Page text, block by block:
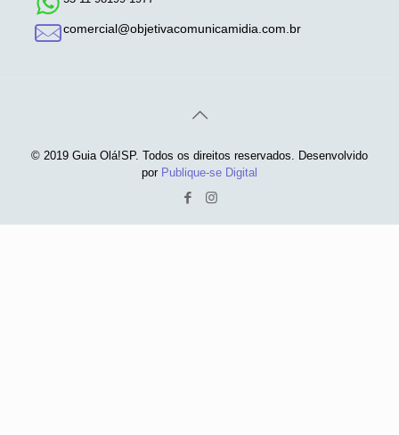
comercial@objetivacomunicamidia.com.br
© 2019 Guia Olá!SP. Todos os direitos reservados. Desenvolvido
por Publique-se Digital